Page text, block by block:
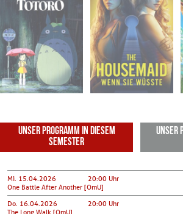
Do. 07.05.2026
20:00
Hörsaal 70.1.5 -
Bib.-Gebäude
Di. 12.05.2026
20:00
Hörsaal 70.1.5 -
Bib.-Gebäude
Unser Programm in diesem
Semester
Unser
Mi. 15.04.2026
20:00 Uhr
One Battle After Another [OmU]
Do. 16.04.2026
20:00 Uhr
The Long Walk [OmU]